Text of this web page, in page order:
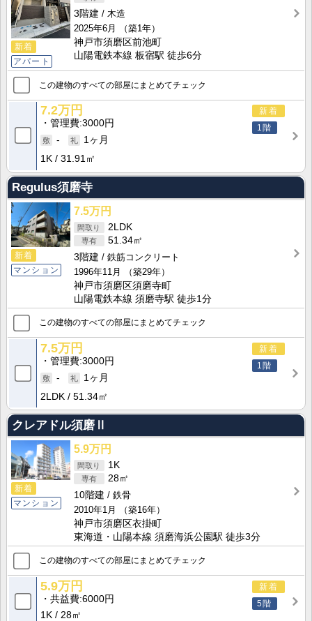
新着
アパート
3階建
木造
2025年6月
（築1年）
神戸市須磨区前池町
山陽電鉄本線 板宿駅 徒歩6分
この建物のすべての部屋にまとめてチェック
新着
1階
7.2万円
管理費 3000円
-
1ヶ月
1K
31.91㎡
Regulus須磨寺
新着
マンション
7.5万円
2LDK
51.34㎡
3階建
鉄筋コンクリート
1996年11月
（築29年）
神戸市須磨区須磨寺町
山陽電鉄本線 須磨寺駅 徒歩1分
この建物のすべての部屋にまとめてチェック
新着
1階
7.5万円
管理費 3000円
-
1ヶ月
2LDK
51.34㎡
クレアドル須磨Ⅱ
新着
マンション
5.9万円
1K
28㎡
10階建
鉄骨
2010年1月
（築16年）
神戸市須磨区衣掛町
東海道・山陽本線 須磨海浜公園駅 徒歩3分
この建物のすべての部屋にまとめてチェック
新着
5階
5.9万円
共益費 6000円
1K
28㎡